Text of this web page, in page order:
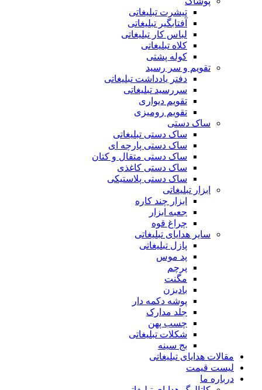
تیشرت تبلیغاتی
آفتابگیر تبلیغاتی
لباس کار تبلیغاتی
کلاه تبلیغاتی
کوله پشتی
تقویم و سر رسید
دفتر یادداشت تبلیغاتی
سررسید تبلیغاتی
تقویم دیواری
تقویم رومیزی
ساک دستی
ساک دستی تبلیغاتی
ساک دستی پارچه ای
ساک دستی متقال و کتان
ساک دستی کاغذی
ساک دستی پلاستیکی
ابزار تبلیغاتی
ابزار چند کاره
جعبه ابزار
چراغ قوه
سایر هدایای تبلیغاتی
پازل تبلیغاتی
پد موس
پرچم
مگنت
بادبزن
پوشه دکمه دار
جلد مدارک
چسب پهن
شکلات تبلیغاتی
بج سینه
مقالات هدایای تبلیغاتی
لیست قیمت
درباره ما